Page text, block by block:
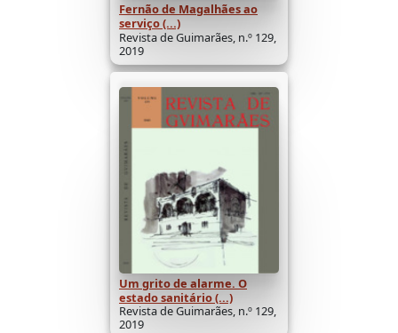
Fernão de Magalhães ao
serviço (...)
Revista de Guimarães, n.º 129,
2019
Um grito de alarme. O
estado sanitário (...)
Revista de Guimarães, n.º 129,
2019